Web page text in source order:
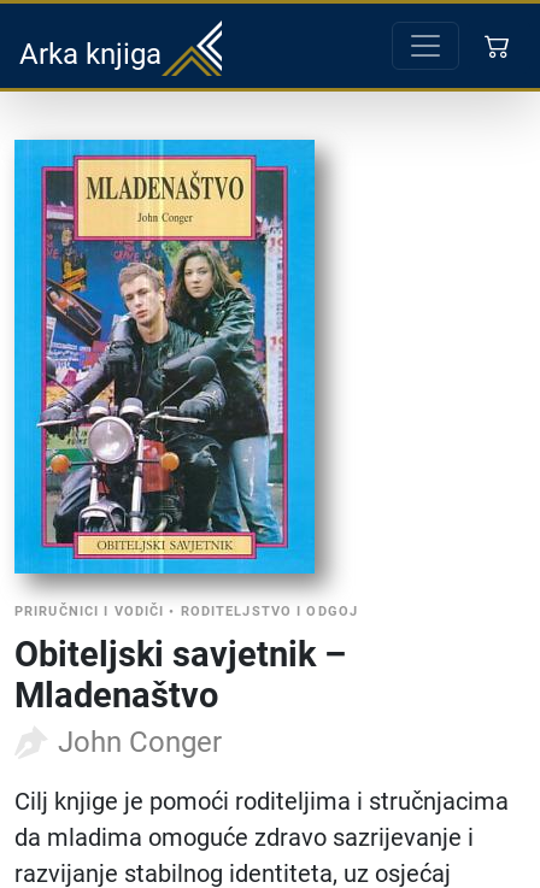
Arka knjiga
PRIRUČNICI I VODIČI • RODITELJSTVO I ODGOJ
Obiteljski savjetnik –
Mladenaštvo
John Conger
Cilj knjige je pomoći roditeljima i stručnjacima
da mladima omoguće zdravo sazrijevanje i
razvijanje stabilnog identiteta, uz osjećaj